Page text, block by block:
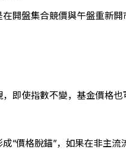
開盤集合競價與午盤重新開
即使指數不變，基金價格也
“價格脫錨”，如果在非主流